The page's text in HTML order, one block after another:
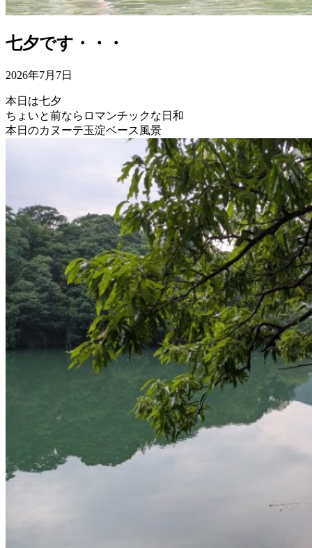
七夕です・・・
2026年7月7日
本日は七夕
ちょいと前ならロマンチックな日和
本日のカヌーテ玉淀ベース風景